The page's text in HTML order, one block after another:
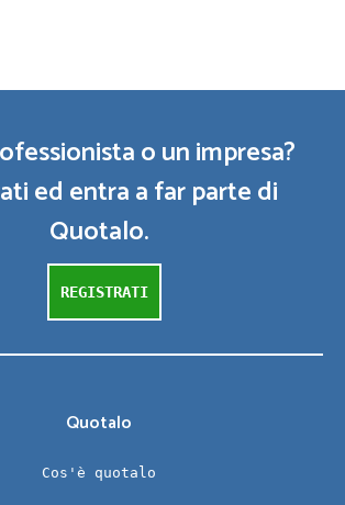
o un impresa?
ed entra a far parte di
Quotalo.
REGISTRATI
Quotalo
Cos'è quotalo